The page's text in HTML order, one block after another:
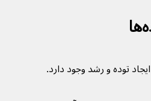
توده و رشد وجود دارد.